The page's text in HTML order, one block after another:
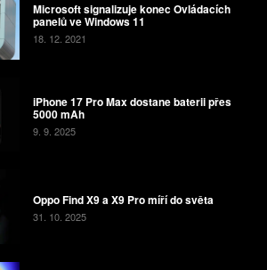
Microsoft signalizuje konec Ovládacích
panelů ve Windows 11
18. 12. 2021
iPhone 17 Pro Max dostane baterii přes
5000 mAh
9. 9. 2025
Oppo Find X9 a X9 Pro míří do světa
31. 10. 2025